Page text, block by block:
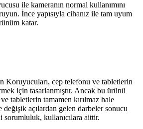
ile kameranın normal kullanımını
İnce yapısıyla cihanız ile tam uyum
katar.
Koruyucuları, cep telefonu ve tabletlerin
için tasarlanmıştır. Ancak bu ürünü
tabletlerin tamamen kırılmaz hale
açılardan gelen darbeler sonucu
sorumluluk, kullanıcılara aittir.